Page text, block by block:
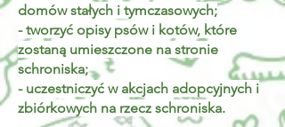
domów stałych i tymczasowych;
- tworzyć opisy psów i kotów, które
zostaną umieszczone na stronie
schroniska;
- uczestniczyć w akcjach adopcyjnych i
zbiórkowych na rzecz schroniska.